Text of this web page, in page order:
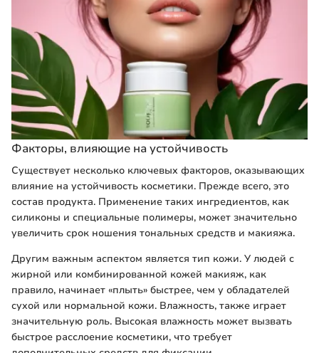
Факторы, влияющие на устойчивость
Существует несколько ключевых факторов, оказывающих
влияние на устойчивость косметики. Прежде всего, это
состав продукта. Применение таких ингредиентов, как
силиконы и специальные полимеры, может значительно
увеличить срок ношения тональных средств и макияжа.
Другим важным аспектом является тип кожи. У людей с
жирной или комбинированной кожей макияж, как
правило, начинает «плыть» быстрее, чем у обладателей
сухой или нормальной кожи. Влажность, также играeт
значительную роль. Высокая влажность может вызвать
быстрое расслоение косметики, что требует